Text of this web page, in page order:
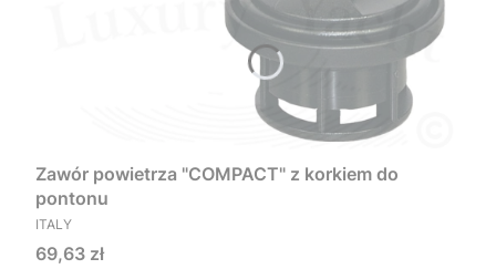
Zawór powietrza "COMPACT" z korkiem do
pontonu
PRODUCENT
ITALY
Cena
69,63 zł